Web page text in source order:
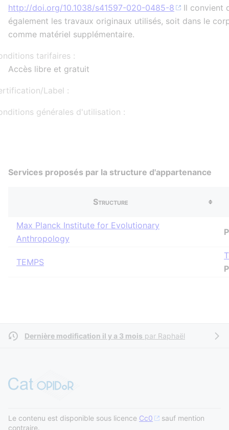
http://doi.org/10.1038/s41597-020-0485-8
Il convient
également les travaux originaux utilisés, soit dans le
comme matériel supplémentaire.
tarifaires :
Accès libre et gratuit
Label :
générales d'utilisation :
Services proposés par la structure d'appartenance
Structure
Max Planck Institute for Evolutionary
Anthropology
TEMPS
Dernière modification il y a 3 mois par Raphaël
Le contenu est disponible sous licence Cc0
sauf mention
contraire.